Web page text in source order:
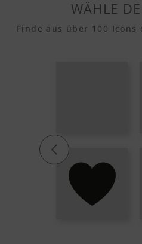
WÄHLE
Finde aus über 100